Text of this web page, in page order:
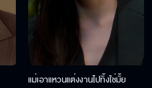
แม่เอาแหวนแต่งงานไปทิ้งใช่มั้ย